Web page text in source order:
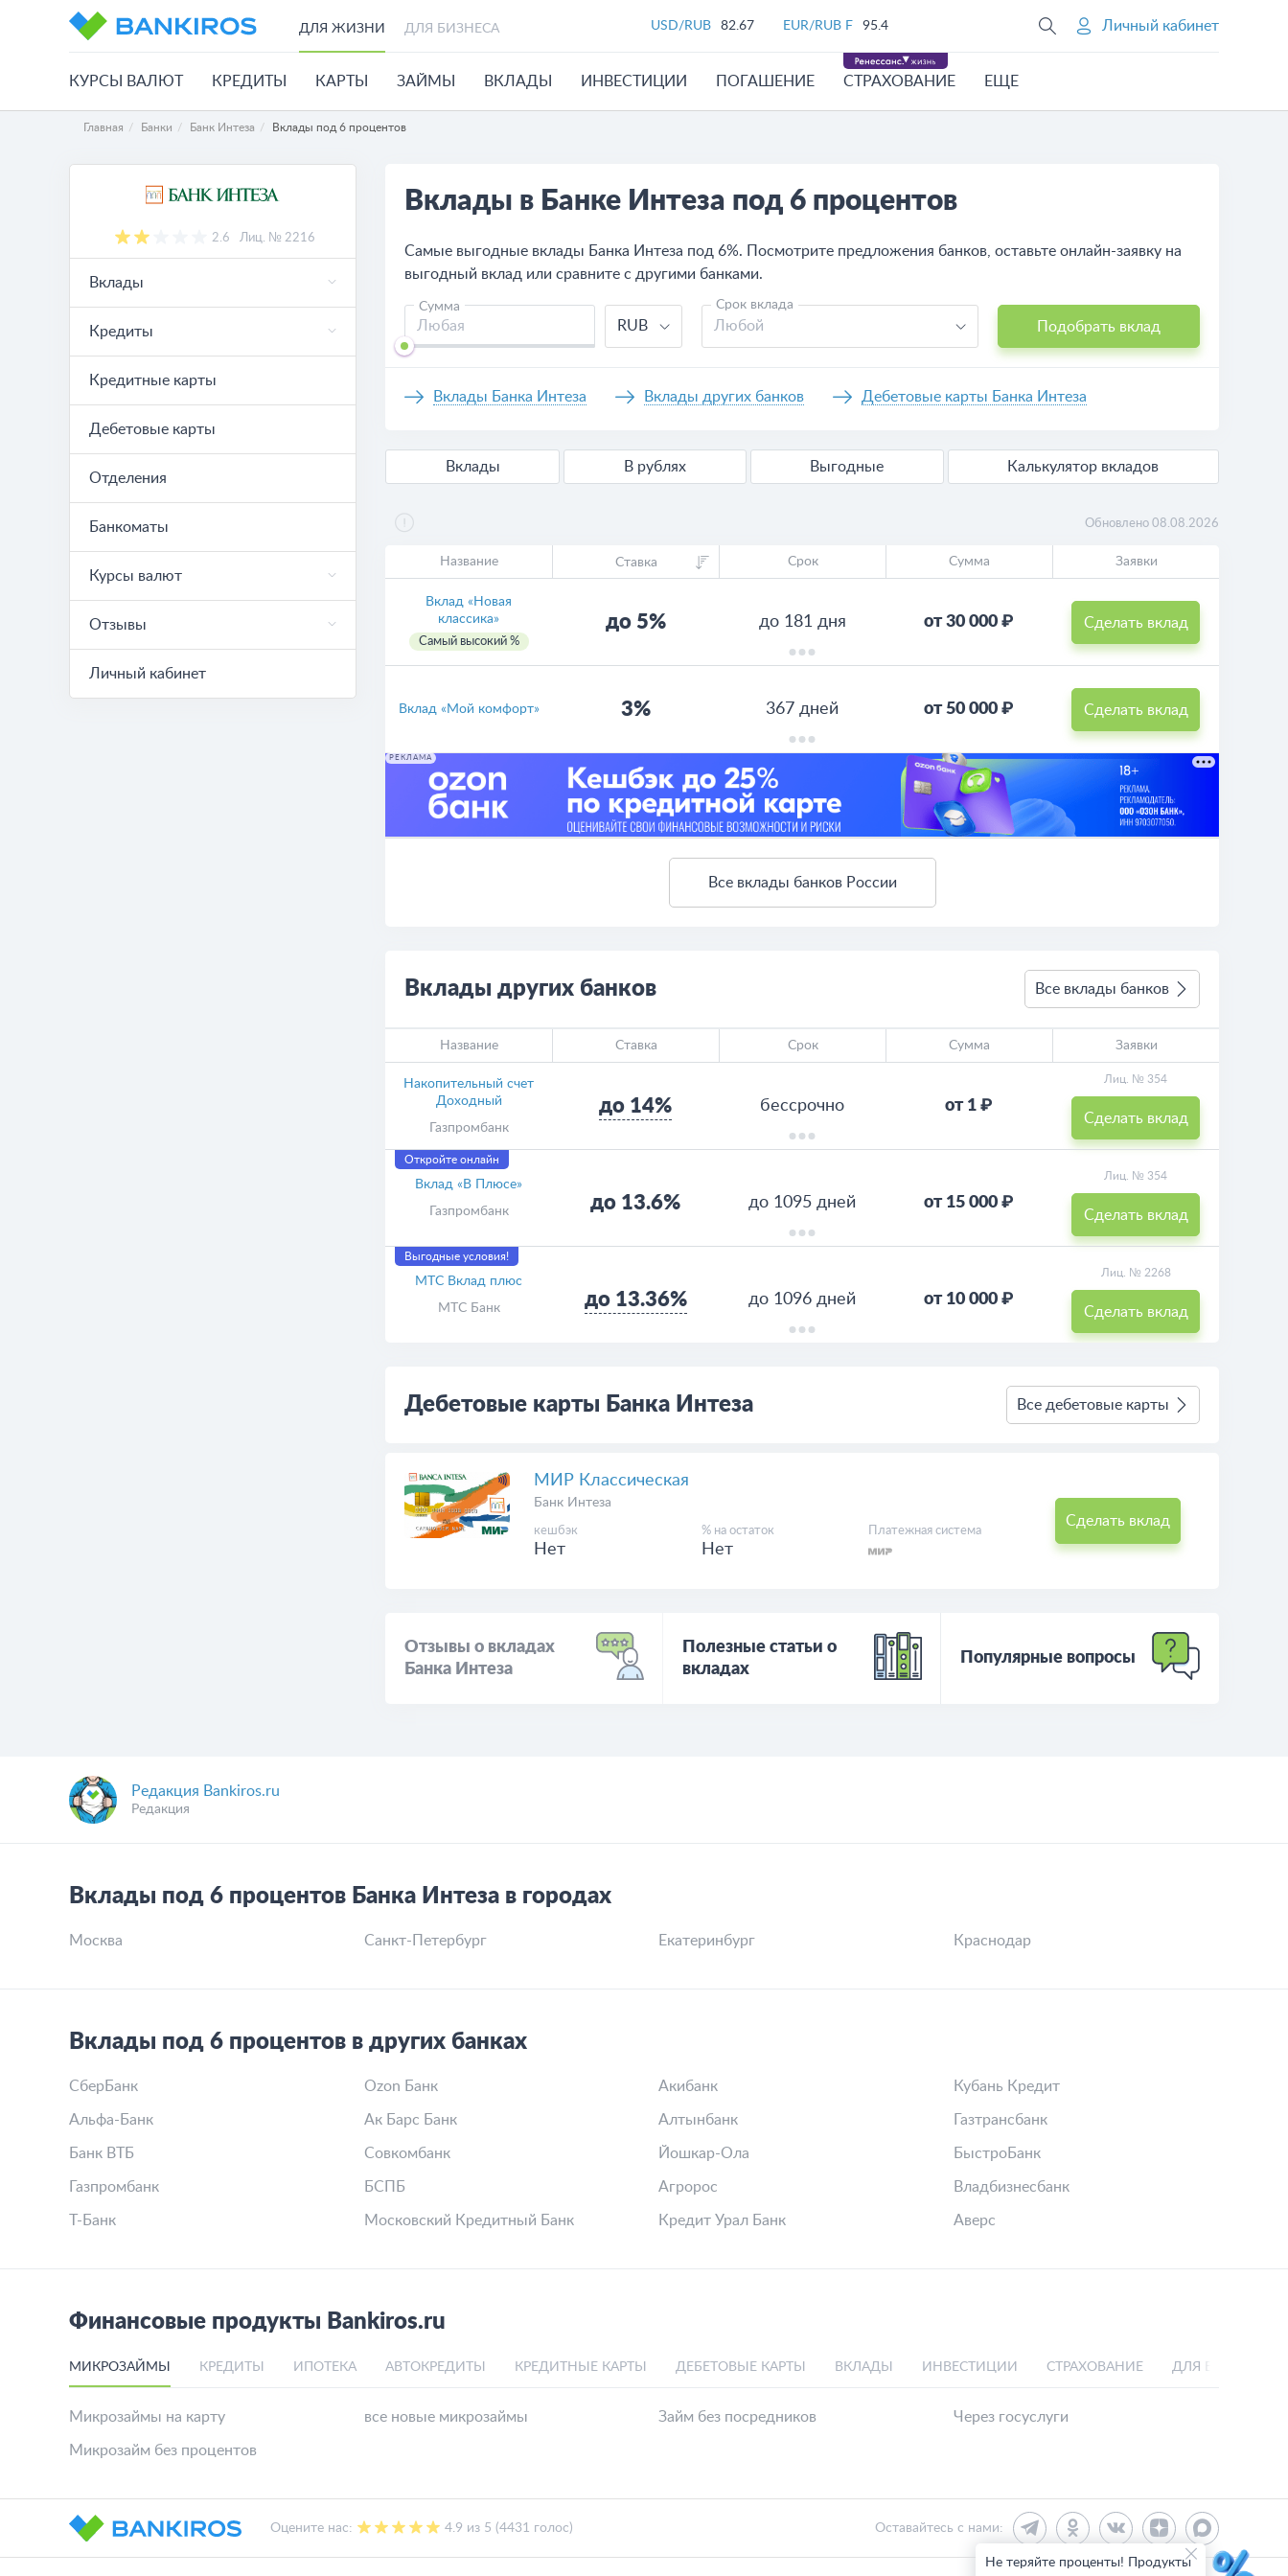
ДЛЯ ЖИЗНИ ДЛЯ БИЗНЕСА USD/RUB 82.67 EUR/RUB F 95.4 Личный кабинет
КУРСЫ ВАЛЮТ КРЕДИТЫ КАРТЫ ЗАЙМЫ ВКЛАДЫ ИНВЕСТИЦИИ ПОГАШЕНИЕ СТРАХОВАНИЕ ЕЩЕ
Главная Банки Банк Интеза Вклады под 6 процентов
2.6 Лиц. № 2216
Вклады
Кредиты
Кредитные карты
Дебетовые карты
Отделения
Банкоматы
Курсы валют
Отзывы
Личный кабинет
Вклады в Банке Интеза под 6 процентов
Самые выгодные вклады Банка Интеза под 6%. Посмотрите предложения банков, оставьте онлайн-заявку на
выгодный вклад или сравните с другими банками.
Сумма
RUB
Срок вклада
Любой Подобрать вклад
Вклады Банка Интеза Вклады других банков Дебетовые карты Банка Интеза
Вклады В рублях Выгодные Калькулятор вкладов
Обновлено 08.08.2026
Название Ставка Срок Сумма Заявки
Вклад «Новая
классика»
Самый высокий %
до 5% до 181 дня от 30 000 ₽ Сделать вклад
Вклад «Мой комфорт» 3% 367 дней от 50 000 ₽ Сделать вклад
РЕКЛАМА
Все вклады банков России
Вклады других банков Все вклады банков
Название Ставка Срок Сумма Заявки
Накопительный счет
Доходный
Газпромбанк
до 14% бессрочно от 1 ₽
Лиц. № 354
Сделать вклад
Откройте онлайн
Вклад «В Плюсе»
Газпромбанк
до 13.6% до 1095 дней от 15 000 ₽
Лиц. № 354
Сделать вклад
Выгодные условия!
МТС Вклад плюс
МТС Банк
до 13.36% до 1096 дней от 10 000 ₽
Лиц. № 2268
Сделать вклад
Дебетовые карты Банка Интеза Все дебетовые карты
МИР Классическая
Банк Интеза
кешбэк
Нет
% на остаток
Нет
Платежная система
Сделать вклад
Отзывы о вкладах
Банка Интеза
Полезные статьи о
вкладах
Популярные вопросы
Редакция Bankiros.ru
Редакция
Вклады под 6 процентов Банка Интеза в городах
Москва Санкт-Петербург Екатеринбург Краснодар
Вклады под 6 процентов в других банках
СберБанк
Альфа-Банк
Банк ВТБ
Газпромбанк
Т-Банк
Ozon Банк
Ак Барс Банк
Совкомбанк
БСПБ
Московский Кредитный Банк
Акибанк
Алтынбанк
Йошкар-Ола
Агророс
Кредит Урал Банк
Кубань Кредит
Газтрансбанк
БыстроБанк
Владбизнесбанк
Аверс
Финансовые продукты Bankiros.ru
МИКРОЗАЙМЫ КРЕДИТЫ ИПОТЕКА АВТОКРЕДИТЫ КРЕДИТНЫЕ КАРТЫ ДЕБЕТОВЫЕ КАРТЫ ВКЛАДЫ ИНВЕСТИЦИИ СТРАХОВАНИЕ ДЛЯ БИЗНЕСА
Микрозаймы на карту
Микрозайм без процентов
все новые микрозаймы Займ без посредников Через госуслуги
Оцените нас: 4.9 из 5 (4431 голос) Оставайтесь с нами:
Не теряйте проценты! Продукты